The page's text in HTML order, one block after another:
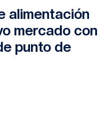
alimentación
mercado con
punto de